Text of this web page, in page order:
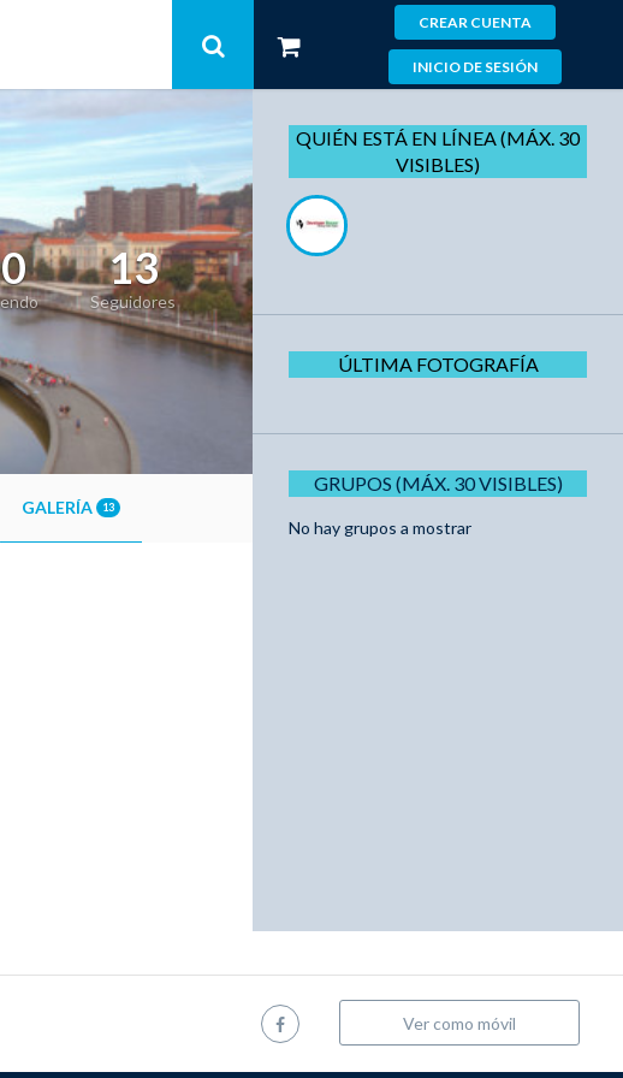
CREAR CUENTA
INICIO DE SESIÓN
13
Seguidores
GALERÍA 13
QUIÉN ESTÁ EN LÍNEA (MÁX. 30
VISIBLES)
ÚLTIMA FOTOGRAFÍA
GRUPOS (MÁX. 30 VISIBLES)
No hay grupos a mostrar